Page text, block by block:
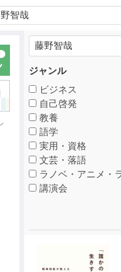
ジャンル
ビジネス
自己啓発
教養
語学
実用・資格
文芸・落語
ラノベ・アニメ・
講演会